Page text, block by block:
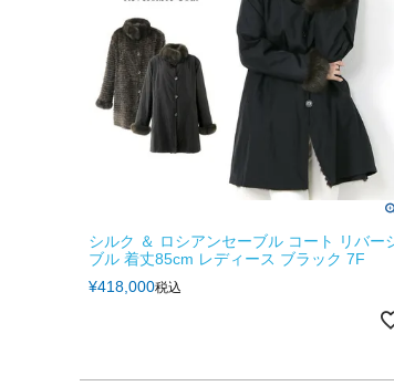
シルク ＆ ロシアンセーブル コート リバー
ブル 着丈85cm レディース ブラック 7F
¥418,000税込